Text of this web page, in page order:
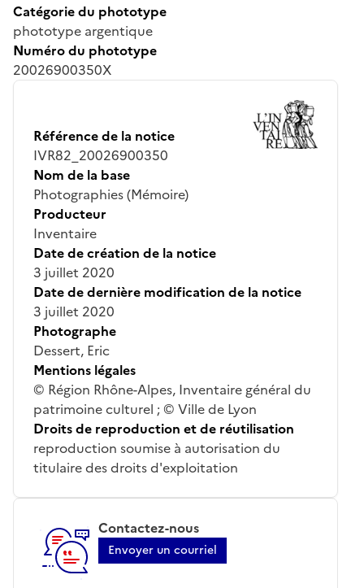
Catégorie du phototype
phototype argentique
Numéro du phototype
20026900350X
Référence de la notice
IVR82_20026900350
Nom de la base
Photographies (Mémoire)
Producteur
Inventaire
Date de création de la notice
3 juillet 2020
Date de dernière modification de la notice
3 juillet 2020
Photographe
Dessert, Eric
Mentions légales
© Région Rhône-Alpes, Inventaire général du
patrimoine culturel ; © Ville de Lyon
Droits de reproduction et de réutilisation
reproduction soumise à autorisation du
titulaire des droits d'exploitation
Contactez-nous
Envoyer un courriel